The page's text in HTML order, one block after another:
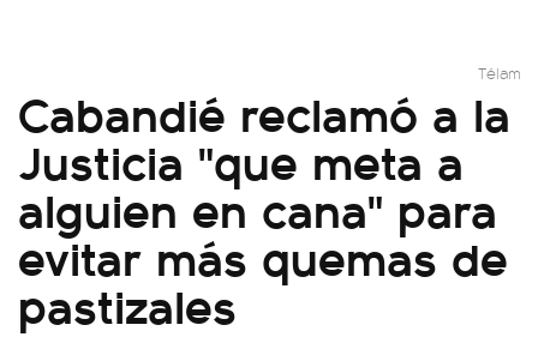
Télam
Cabandié reclamó a la
Justicia "que meta a
alguien en cana" para
evitar más quemas de
pastizales